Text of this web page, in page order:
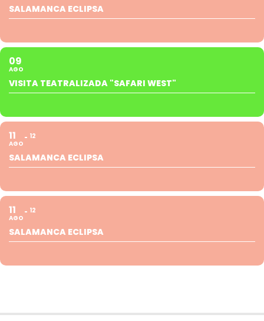
SALAMANCA ECLIPSA
09
AGO
VISITA TEATRALIZADA "SAFARI WEST"
11
AGO
12
SALAMANCA ECLIPSA
11
AGO
12
SALAMANCA ECLIPSA